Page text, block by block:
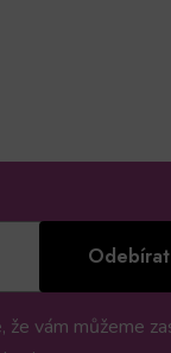
Odebírat
že vám můžeme